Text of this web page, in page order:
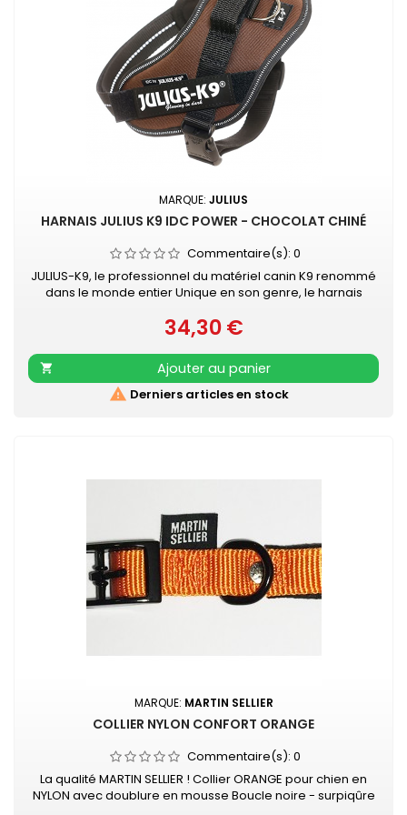
MARQUE: JULIUS
HARNAIS JULIUS K9 IDC POWER - CHOCOLAT CHINÉ
Commentaire(s): 0
JULIUS-K9, le professionnel du matériel canin K9 renommé
dans le monde entier Unique en son genre, le harnais
contrôler le chien pendant les balades en ville. Le harnais
IDC®Power est votre compagnon au quotidien, pour le loisir
et la promenade, dans la rue comme au parc. Sa poignée
solide...
Prix
34,30 €

Ajouter au panier
 Derniers articles en stock
MARQUE: MARTIN SELLIER
COLLIER NYLON CONFORT ORANGE
Commentaire(s): 0
La qualité MARTIN SELLIER ! Collier ORANGE pour chien en
NYLON avec doublure en mousse Boucle noire - surpiqûre